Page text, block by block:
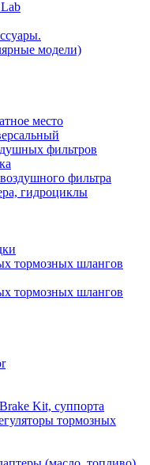
модели)
место
фильтров
фильтра
гидроциклы
тормозных шлангов
тормозных шлангов
Kit, суппорта
тормозных